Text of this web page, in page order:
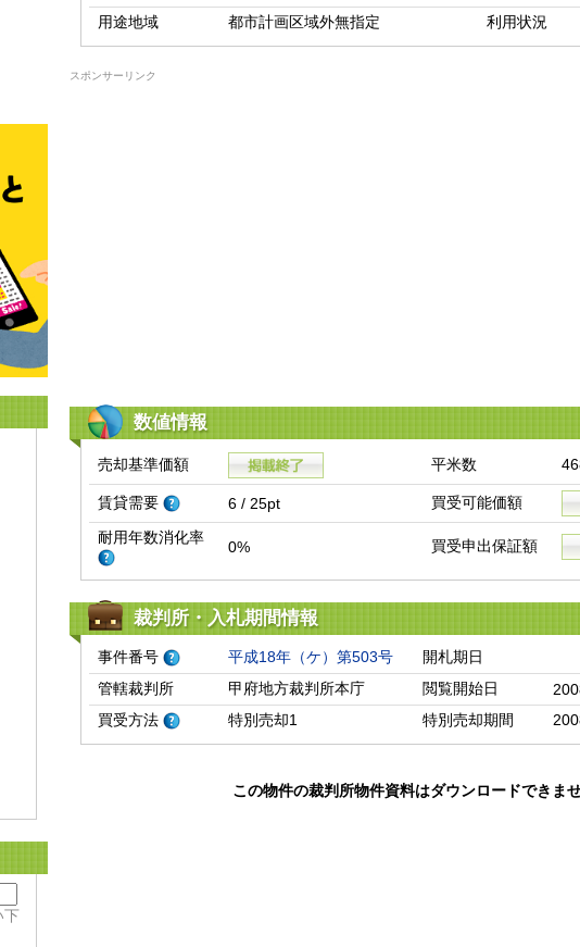
下
用途地域
都市計画区域外無指定 利用状況
スポンサーリンク
数値情報
売却基準価額 平米数
賃貸需要 6 / 25pt
買受可能価額
耐用年数消化率
0% 買受申出保証額
裁判所・入札期間情報
事件番号 平成18年（ケ）第503号
開札期日
管轄裁判所
甲府地方裁判所本庁 閲覧開始日
買受方法
特別売却1 特別売却期間
この物件の裁判所物件資料はダウンロードできませ